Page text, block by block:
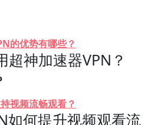
的优势有哪些？
超神加速器VPN？
视频流畅观看？
如何提升视频观看流